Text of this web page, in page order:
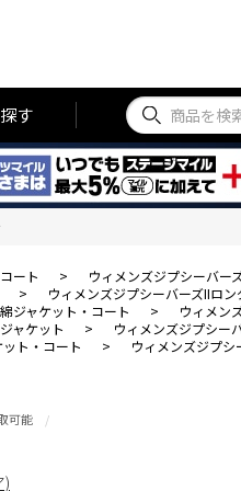
す
ート >
ウィメンズジプシーバー
>
ウィメンズジプシーバーズIIロン
ジャケット・コート >
ウィメン
ジャケット >
ウィメンズジプシー
ト・コート > ウィメンズジプシ
可能
)